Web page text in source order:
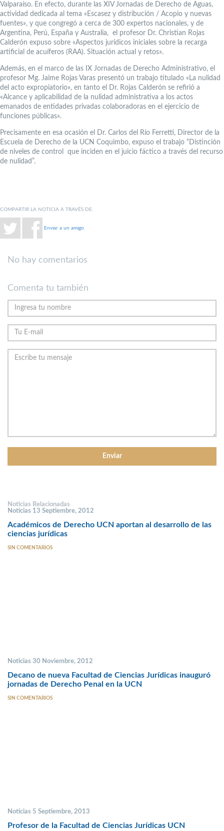
Valparaíso. En efecto, durante las XIV Jornadas de Derecho de Aguas,
actividad dedicada al tema «Escasez y distribución / Acopio y nuevas
fuentes», y que congregó a cerca de 300 expertos nacionales, y de
Argentina, Perú, España y Australia, el profesor Dr. Christian Rojas
Calderón expuso sobre «Aspectos jurídicos iniciales sobre la recarga
artificial de acuíferos (RAA). Situación actual y retos».
Además, en el marco de las IX Jornadas de Derecho Administrativo, el
profesor Mg. Jaime Rojas Varas presentó un trabajo titulado «La nulidad
del acto expropiatorio», en tanto el Dr. Rojas Calderón se refirió a
«Alcance y aplicabilidad de la nulidad administrativa a los actos
emanados de entidades privadas colaboradoras en el ejercicio de
funciones públicas».
Precisamente en esa ocasión el Dr. Carlos del Río Ferretti, Director de la
Escuela de Derecho de la UCN Coquimbo, expuso el trabajo “Distinción
de niveles de control que inciden en el juicio fáctico a través del recurso
de nulidad”.
COMPARTIR LA NOTICIA A TRAVÉS DE:
Enviar a un amigo
No hay comentarios
Comenta tu también
Noticias Relacionadas
Noticias 13 Septiembre, 2012
Académicos de Derecho UCN aportan al desarrollo de las
ciencias jurídicas
SIN COMENTARIOS
Noticias 30 Noviembre, 2012
Decano de nueva Facultad de Ciencias Jurídicas inauguró
jornadas de Derecho Penal en la UCN
SIN COMENTARIOS
Noticias 5 Septiembre, 2013
Profesor de la Facultad de Ciencias Jurídicas UCN